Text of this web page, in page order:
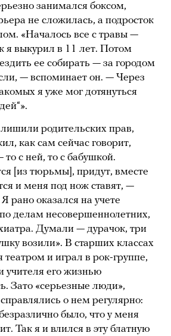
занимался боксом,
не сложилась, а подросток
«Началось все с травы —
я выкурил в 11 лет. Потом
ее собирать — за городом
— вспоминает он. — Через
я уже мог дотянуться
родительских прав,
как сам сейчас говорит,
с ней, то с бабушкой.
[из тюрьмы], придут, вместе
и меня под нож ставят, —
рано оказался на учете
делам несовершеннолетних,
Думали — дурачок, три
возили». В старших классах
театром и играл в рок-группе,
учителя его жизнью
Зато «серьезные люди»,
о нем регулярно:
было, что у меня
Так я и влился в эту блатную